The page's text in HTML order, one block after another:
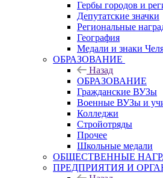
Гербы городов и
Депутатские значки
Региональные
География
Медали и знаки
ОБРАЗОВАНИЕ
Назад
ОБРАЗОВАНИЕ
Гражданские ВУЗы
Военные ВУЗы и
Колледжи
Стройотряды
Прочее
Школьные медали
ОБЩЕСТВЕННЫЕ
ПРЕДПРИЯТИЯ И